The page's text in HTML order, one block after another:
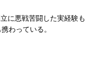
に悪戦苦闘した実経験も
わっている。